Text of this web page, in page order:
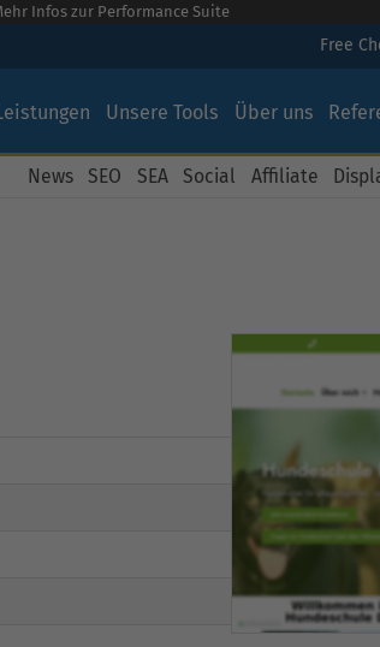
Infos zur Performance Suite
Free
Unsere Tools Über uns
News SEO SEA Social Affiliate